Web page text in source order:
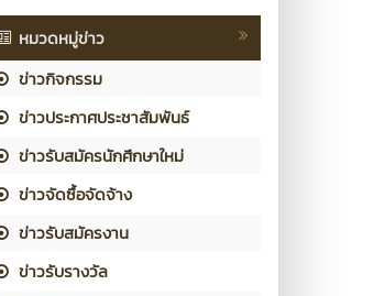
หมวดหมู่ข่าว
ข่าวกิจกรรม
ข่าวประกาศประชาสัมพันธ์
ข่าวรับสมัครนักศึกษาใหม่
ข่าวจัดซื้อจัดจ้าง
ข่าวรับสมัครงาน
ข่าวรับรางวัล